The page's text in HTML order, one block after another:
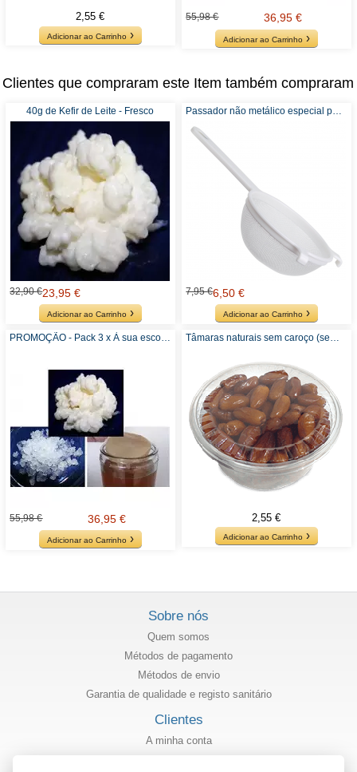
2,55 €
Adicionar ao Carrinho
55,98 € 36,95 €
Adicionar ao Carrinho
Clientes que compraram este Item também compraram
40g de Kefir de Leite - Fresco
32,90 €23,95 €
Adicionar ao Carrinho
7,95 €6,50 €
Adicionar ao Carrinho
55,98 € 36,95 €
Adicionar ao Carrinho
2,55 €
Adicionar ao Carrinho
Sobre nós
Quem somos
Métodos de pagamento
Métodos de envio
Garantia de qualidade e registo sanitário
Clientes
A minha conta